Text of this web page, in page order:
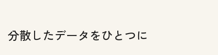
分散したデータをひとつに